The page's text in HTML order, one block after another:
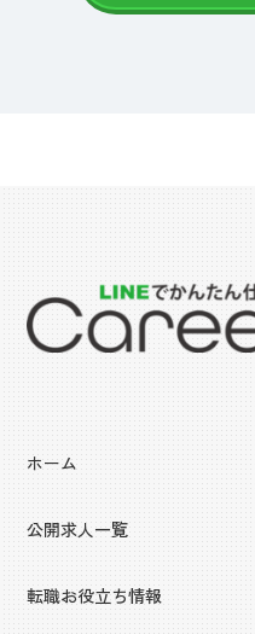
ホーム
公開求人一覧
転職お役立ち情報